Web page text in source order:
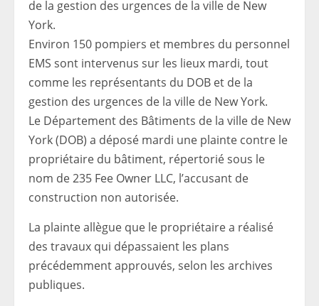
Environ 150 pompiers et membres du personnel
EMS sont intervenus sur les lieux mardi, tout
comme les représentants du DOB et de la
gestion des urgences de la ville de New York.
Le Département des Bâtiments de la ville de New
York (DOB) a déposé mardi une plainte contre le
propriétaire du bâtiment, répertorié sous le
nom de 235 Fee Owner LLC, l’accusant de
construction non autorisée.
La plainte allègue que le propriétaire a réalisé
des travaux qui dépassaient les plans
précédemment approuvés, selon les archives
publiques.